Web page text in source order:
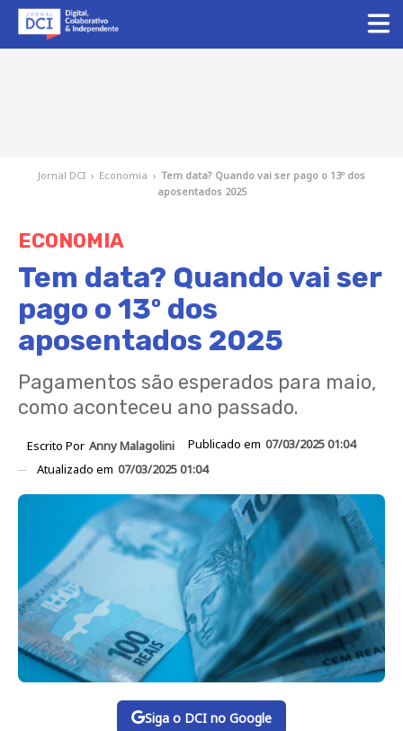
Jornal DCI › Economia › Tem data? Quando vai ser pago o 13º dos
aposentados 2025
ECONOMIA
Tem data? Quando vai ser
pago o 13º dos
aposentados 2025
Pagamentos são esperados para maio,
como aconteceu ano passado.
Escrito Por Anny Malagolini Publicado em 07/03/2025 01:04
Atualizado em 07/03/2025 01:04
Siga o DCI no Google